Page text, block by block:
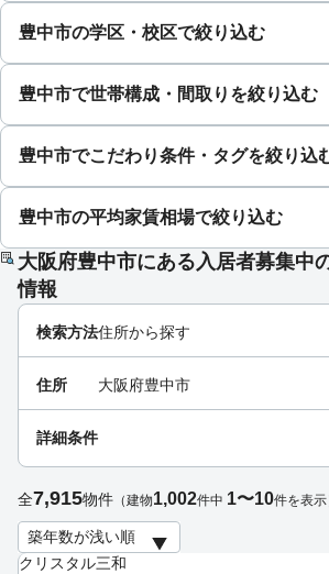
豊中市の学区・校区で絞り込む
豊中市で世帯構成・間取りを絞り込む
豊中市でこだわり条件・タグを絞り込
豊中市の平均家賃相場で絞り込む
大阪府豊中市にある入居者募集中
情報
クリスタル三和
検索方法住所から探す
住所 大阪府豊中市
詳細条件
全7,915物件 （建物1,002件中 1〜10件を表示